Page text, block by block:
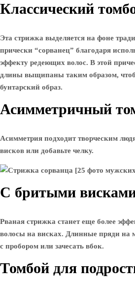
Классический
Эта стрижка выделяется на фоне
прически “сорванец” благодаря
эффекту редеющих волос. В этой
длины выщипаны таким образом,
бунтарский образ.
Асимметричный
Асимметрия подходит творческим
висков или добавьте челку.
С бритыми
Рваная стрижка станет еще более
волосы на висках. Длинные пряди
с пробором или зачесать вбок.
Томбой для